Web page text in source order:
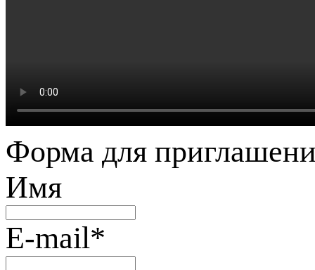
Форма для
Имя
E-mail*